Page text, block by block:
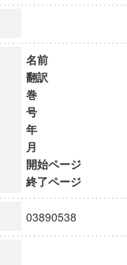
研究センター
育研究拠点
エンス」
名前
翻訳
巻
号
年
月
開始ページ
終了ページ
03890538